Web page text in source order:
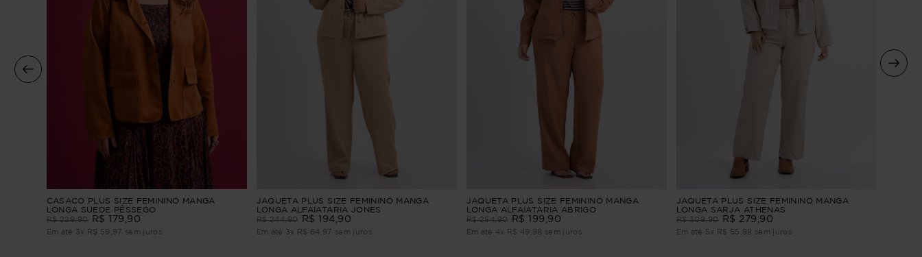
CASACO PLUS SIZE FEMININO MANGA
LONGA SUEDE PÊSSEGO
R$ 229,90 R$ 179 90
Em até 3x R$ 59 97 sem juros
JAQUETA PLUS SIZE FEMININO MANGA
LONGA ALFAIATARIA JONES
R$ 244,90 R$ 194 90
Em até 3x R$ 64 97 sem juros
JAQUETA PLUS SIZE FEMININO MANGA
LONGA ALFAIATARIA ABRIGO
R$ 254,90 R$ 199 90
Em até 4x R$ 49 98 sem juros
JAQUETA PLUS SIZE FEMININO MANGA
LONGA SARJA ATHENAS
R$ 309,90 R$ 279 90
Em até 5x R$ 55 98 sem juros